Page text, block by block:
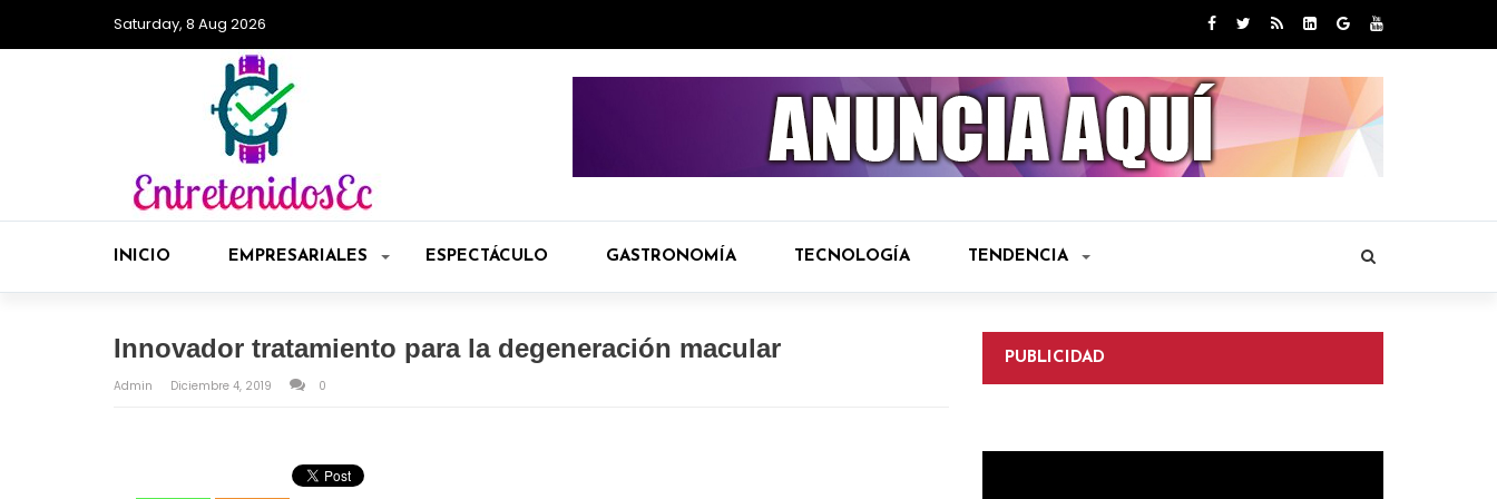
Saturday, 8 Aug 2026
INICIO EMPRESARIALES ESPECTÁCULO GASTRONOMÍA TECNOLOGÍA TENDENCIA
Innovador tratamiento para la degeneración macular
Admin Diciembre 4, 2019 0
PUBLICIDAD